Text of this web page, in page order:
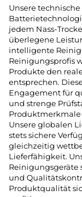
Unsere
jedem Nass-
überlegene
intelligente
Reinigungsprofis
Produkte den
entsprechen.
Engagement für
und strenge
Unsere globalen
stets sichere
gleichzeitig
Lieferfähigkeit.
Reinigungsgeräte
und
Produktqualität